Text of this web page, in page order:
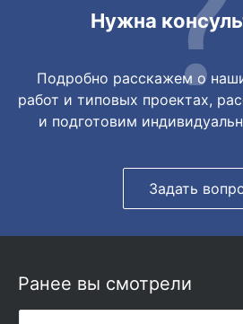
Нужна
Подробно расскажем о
работ и типовых проектах,
и подготовим
Задать
Ранее вы смотрели